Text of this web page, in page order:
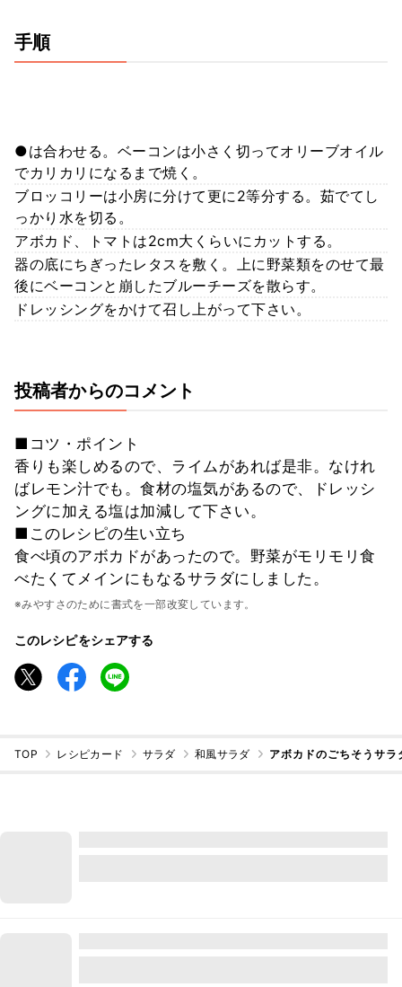
手順
●は合わせる。ベーコンは小さく切ってオリーブオイル
でカリカリになるまで焼く。
ブロッコリーは小房に分けて更に2等分する。茹でてし
っかり水を切る。
アボカド、トマトは2cm大くらいにカットする。
器の底にちぎったレタスを敷く。上に野菜類をのせて最
後にベーコンと崩したブルーチーズを散らす。
ドレッシングをかけて召し上がって下さい。
投稿者からのコメント
■コツ・ポイント
香りも楽しめるので、ライムがあれば是非。なけれ
ばレモン汁でも。食材の塩気があるので、ドレッシ
ングに加える塩は加減して下さい。
■このレシピの生い立ち
食べ頃のアボカドがあったので。野菜がモリモリ食
べたくてメインにもなるサラダにしました。
※みやすさのために書式を一部改変しています。
このレシピをシェアする
TOP レシピカード サラダ 和風サラダ アボカドのごちそうサラ